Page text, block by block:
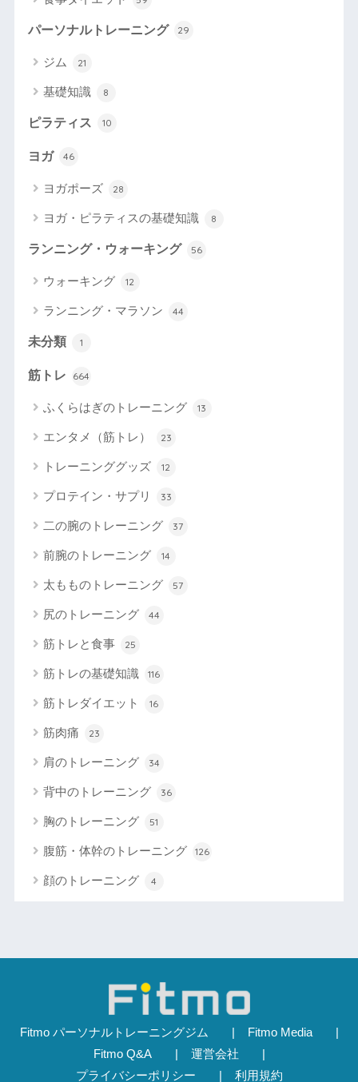
パーソナルトレーニング 29
ジム 21
基礎知識 8
ピラティス 10
ヨガ 46
ヨガポーズ 28
ヨガ・ピラティスの基礎知識 8
ランニング・ウォーキング 56
ウォーキング 12
ランニング・マラソン 44
未分類 1
筋トレ 664
ふくらはぎのトレーニング 13
エンタメ（筋トレ） 23
トレーニンググッズ 12
プロテイン・サプリ 33
二の腕のトレーニング 37
前腕のトレーニング 14
太もものトレーニング 57
尻のトレーニング 44
筋トレと食事 25
筋トレの基礎知識 116
筋トレダイエット 16
筋肉痛 23
肩のトレーニング 34
背中のトレーニング 36
胸のトレーニング 51
腹筋・体幹のトレーニング 126
顔のトレーニング 4
Fitmo パーソナルトレーニングジム
Fitmo Media
Fitmo Q&A
運営会社
プライバシーポリシー
利用規約